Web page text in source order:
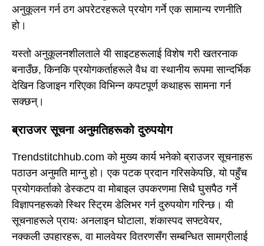
अनुकूलन गर्न ठग अपरेटरहरूले प्रयोग गर्ने एक सामान्य रणनीति
हो।
यस्तो अनुकूलनशीलताले यी साइटहरूलाई विशेष गरी खतरनाक
बनाउँछ, किनकि प्रयोगकर्ताहरूले वैध वा स्थानीय रूपमा सान्दर्भिक
देखिन डिजाइन गरिएका विभिन्न कपटपूर्ण कथाहरू सामना गर्न
सक्छन्।
ब्राउजर सूचना अनुमतिहरूको दुरुपयोग
Trendstitchhub.com को मुख्य कार्य भनेको ब्राउजर सूचनाहरू
पठाउन अनुमति माग्नु हो। एक पटक प्रदान गरिसकेपछि, यो पहुँच
प्रयोगकर्ताको डेस्कटप वा मोबाइल उपकरणमा सिधै घुसपैठ गर्ने
विज्ञापनहरूको स्थिर स्ट्रिम डेलिभर गर्न दुरुपयोग गरिन्छ। यी
सूचनाहरूले प्रायः अनलाइन घोटाला, शंकास्पद सफ्टवेयर,
नक्कली उपहारहरू, वा मालवेयर वितरणसँग सम्बन्धित सामग्रीलाई